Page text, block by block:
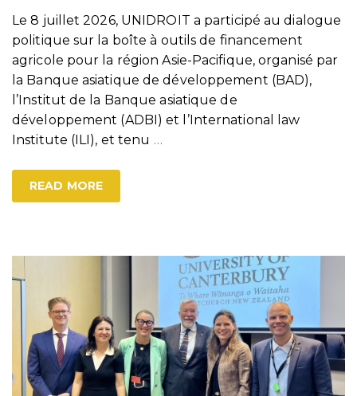
Le 8 juillet 2026, UNIDROIT a participé au dialogue
politique sur la boîte à outils de financement
agricole pour la région Asie-Pacifique, organisé par
la Banque asiatique de développement (BAD),
l’Institut de la Banque asiatique de
développement (ADBI) et l’International law
Institute (ILI), et tenu …
READ MORE